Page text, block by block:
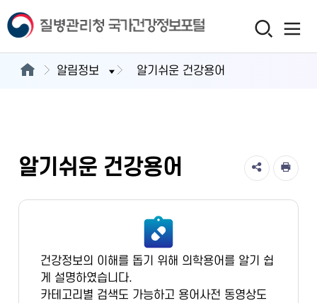
알림정보 알기쉬운 건강용어
알기쉬운 건강용어
건강정보의 이해를 돕기 위해 의학용어를 알기 쉽
게 설명하였습니다.
카테고리별 검색도 가능하고 용어사전 동영상도